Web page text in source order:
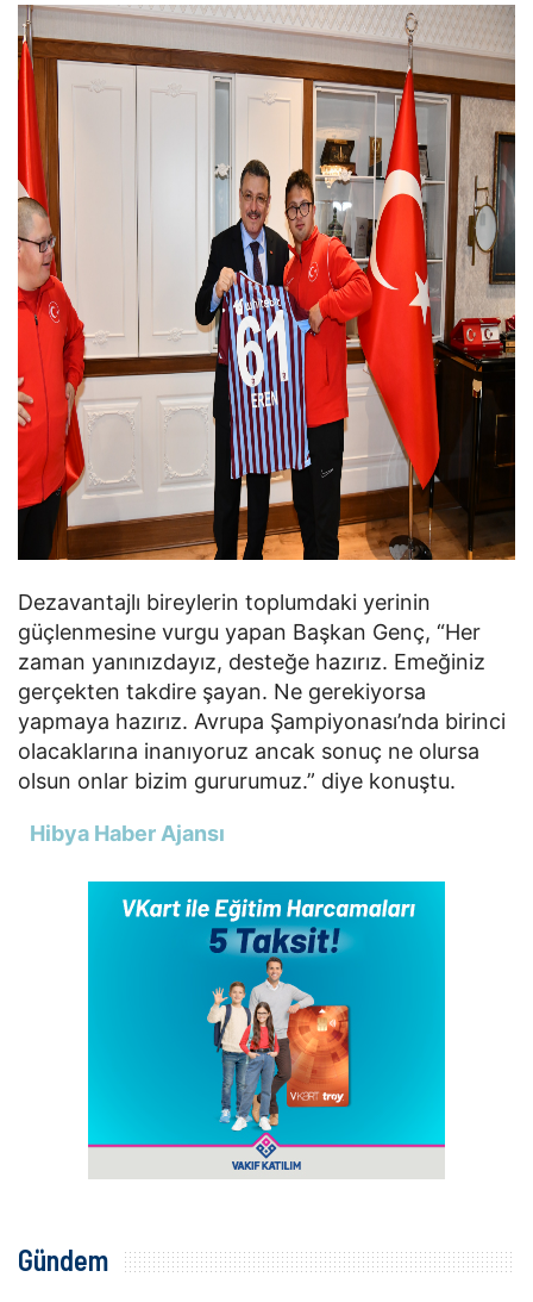
Dezavantajlı bireylerin toplumdaki yerinin
güçlenmesine vurgu yapan Başkan Genç, “Her
zaman yanınızdayız, desteğe hazırız. Emeğiniz
gerçekten takdire şayan. Ne gerekiyorsa
yapmaya hazırız. Avrupa Şampiyonası’nda birinci
olacaklarına inanıyoruz ancak sonuç ne olursa
olsun onlar bizim gururumuz.” diye konuştu.
Hibya Haber Ajansı
Gündem